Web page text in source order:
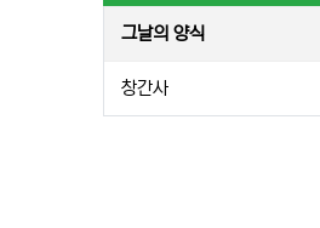
그날의 양식
창간사